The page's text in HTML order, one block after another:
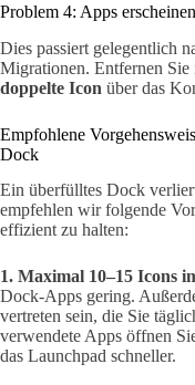
Problem 4: Apps
Dies passiert gelegentlich
Migrationen. Entfernen Sie
doppelte Icon über das
Empfohlene
Dock
Ein überfülltes Dock
empfehlen wir folgende
effizient zu halten:
1. Maximal 10–15 Icons
Dock-Apps gering.
vertreten sein, die Sie
verwendete Apps öffnen
das Launchpad schneller.